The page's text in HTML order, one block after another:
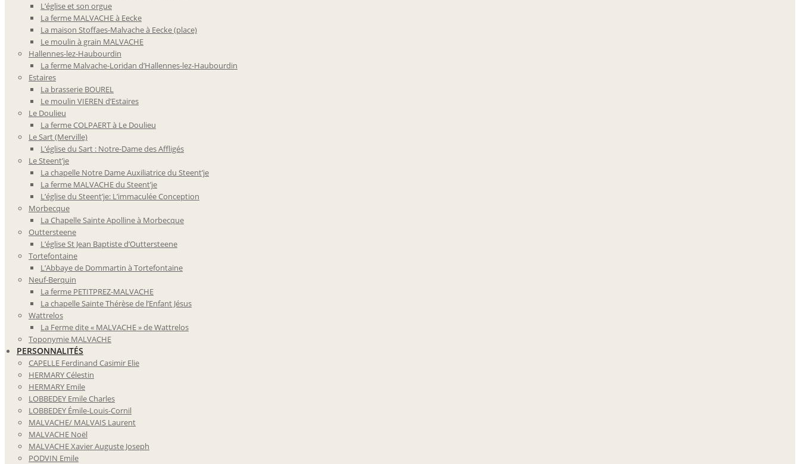
L’église et son orgue
La ferme MALVACHE à Eecke
La maison Stoffaes-Malvache à Eecke (place)
Le moulin à grain MALVACHE
Hallennes-lez-Haubourdin
La ferme Malvache-Loridan d’Hallennes-lez-Haubourdin
Estaires
La brasserie BOUREL
Le moulin VIEREN d’Estaires
Le Doulieu
La ferme COLPAERT à Le Doulieu
Le Sart (Merville)
L’église du Sart : Notre-Dame des Affligés
Le Steent’je
La chapelle Notre Dame Auxiliatrice du Steent’je
La ferme MALVACHE du Steent’je
L’église du Steent’je: L’immaculée Conception
Morbecque
La Chapelle Sainte Apolline à Morbecque
Outtersteene
L’église St Jean Baptiste d’Outtersteene
Tortefontaine
L’Abbaye de Dommartin à Tortefontaine
Neuf-Berquin
La ferme PETITPREZ-MALVACHE
La chapelle Sainte Thérèse de l’Enfant Jésus
Wattrelos
La Ferme dite « MALVACHE » de Wattrelos
Toponymie MALVACHE
PERSONNALITÉS
CAPELLE Ferdinand Casimir Elie
HERMARY Célestin
HERMARY Emile
LOBBEDEY Emile Charles
LOBBEDEY Émile-Louis-Cornil
MALVACHE/ MALVAIS Laurent
MALVACHE Noël
MALVACHE Xavier Auguste Joseph
PODVIN Emile